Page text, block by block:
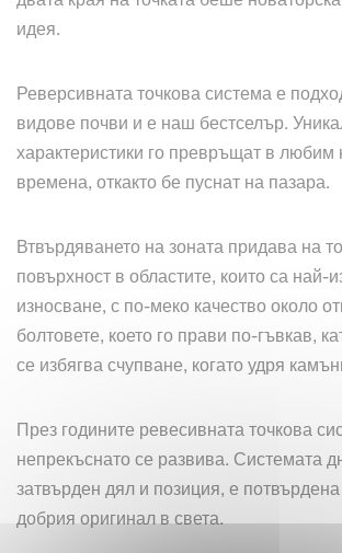
идея.
Реверсивната точкова система е
видове почви и е наш бестселър.
характеристики го превръщат в любим
времена, откакто бе пуснат на пазара.
Втвърдяването на зоната придава на
повърхност в областите, които са най-
износване, с по-меко качество около
болтовете, което го прави по-гъвкав,
се избягва счупване, когато удря
През годините ревесивната точкова
непрекъснато се развива. Системата
затвърден дял и позиция, е
добрия оригинал в света.